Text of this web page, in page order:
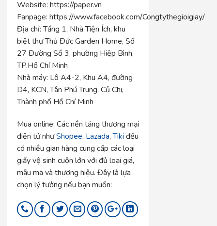
Website: https://paper.vn
Fanpage: https://www.facebook.com/Congtythegioigiay/
Địa chỉ:Tầng 1, Nhà Tiện Ích, khu
biệt thự Thủ Đức Garden Home, Số
27 Đường Số 3, phường Hiệp Bình,
TP.Hồ Chí Minh
Nhà máy: Lô A4-2, Khu A4, đường
D4, KCN, Tân Phú Trung, Củ Chi,
Thành phố Hồ Chí Minh
Mua online: Các nền tảng thương mại
điện tử nhưShopee, Lazada,Tiki đều
có nhiều gian hàng cung cấp các loại
giấy vệ sinh cuộn lớn với đủ loại giá,
mẫu mã và thương hiệu. Đây là lựa
chọn lý tưởng nếu bạn muốn: